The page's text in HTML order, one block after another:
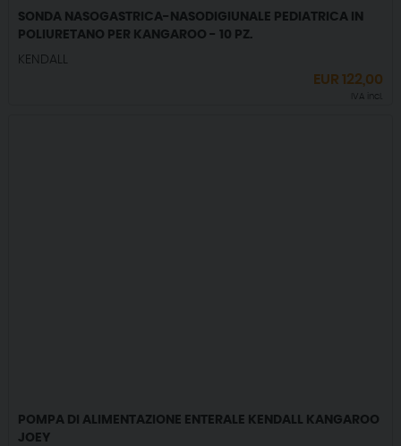
SONDA NASOGASTRICA-NASODIGIUNALE PEDIATRICA IN
POLIURETANO PER KANGAROO - 10 PZ.
KENDALL
EUR122,00
IVA incl.
POMPA DI ALIMENTAZIONE ENTERALE KENDALL KANGAROO
JOEY